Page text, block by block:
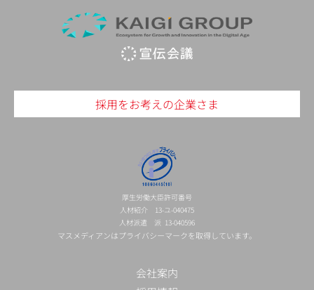
採用をお考えの企業さま
厚生労働大臣許可番号
人材紹介 13-ユ-040475
人材派遣 派 13-040596
マスメディアンはプライバシーマークを取得しています。
会社案内